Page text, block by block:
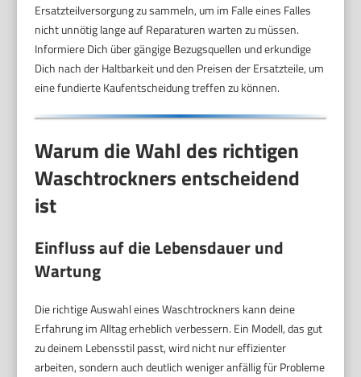
Ersatzteilversorgung zu sammeln, um im Falle eines Falles
nicht unnötig lange auf Reparaturen warten zu müssen.
Informiere Dich über gängige Bezugsquellen und erkundige
Dich nach der Haltbarkeit und den Preisen der Ersatzteile, um
eine fundierte Kaufentscheidung treffen zu können.
Warum die Wahl des richtigen
Waschtrockners entscheidend
ist
Einfluss auf die Lebensdauer und
Wartung
Die richtige Auswahl eines Waschtrockners kann deine
Erfahrung im Alltag erheblich verbessern. Ein Modell, das gut
zu deinem Lebensstil passt, wird nicht nur effizienter
arbeiten, sondern auch deutlich weniger anfällig für Probleme